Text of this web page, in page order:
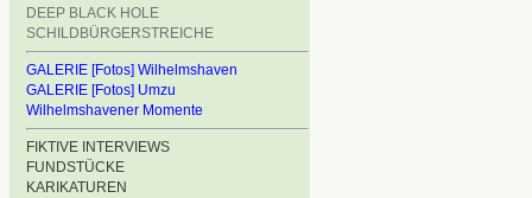
DEEP BLACK HOLE
SCHILDBÜRGERSTREICHE
GALERIE [Fotos] Wilhelmshaven
GALERIE [Fotos] Umzu
Wilhelmshavener Momente
FIKTIVE INTERVIEWS
FUNDSTÜCKE
KARIKATUREN